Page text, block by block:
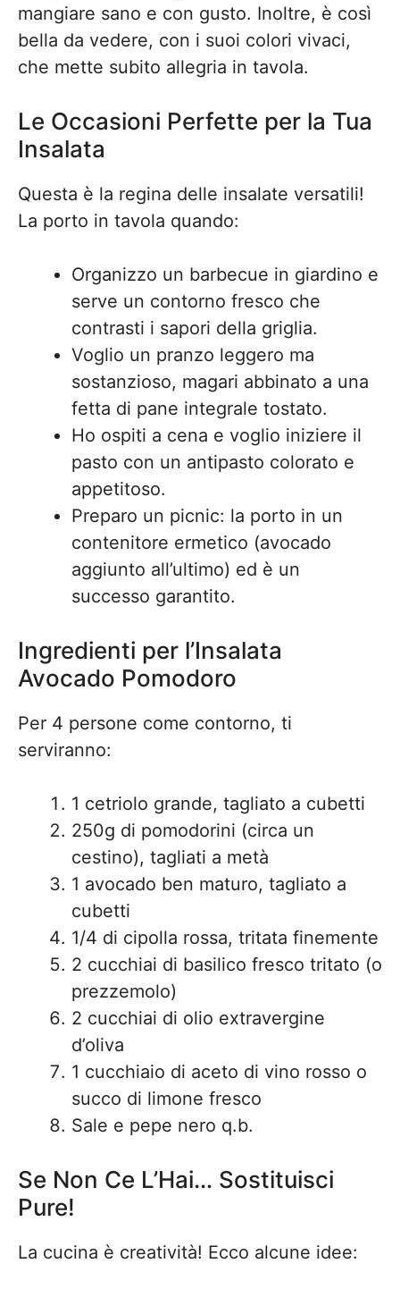
mangiare sano e con gusto. Inoltre, è così
bella da vedere, con i suoi colori vivaci,
che mette subito allegria in tavola.
Le Occasioni Perfette per la Tua
Insalata
Questa è la regina delle insalate versatili!
La porto in tavola quando:
Organizzo un barbecue in giardino e
serve un contorno fresco che
contrasti i sapori della griglia.
Voglio un pranzo leggero ma
sostanzioso, magari abbinato a una
fetta di pane integrale tostato.
Ho ospiti a cena e voglio iniziere il
pasto con un antipasto colorato e
appetitoso.
Preparo un picnic: la porto in un
contenitore ermetico (avocado
aggiunto all’ultimo) ed è un
successo garantito.
Ingredienti per l’Insalata
Avocado Pomodoro
Per 4 persone come contorno, ti
serviranno:
1 cetriolo grande, tagliato a cubetti
250g di pomodorini (circa un
cestino), tagliati a metà
1 avocado ben maturo, tagliato a
cubetti
1/4 di cipolla rossa, tritata finemente
2 cucchiai di basilico fresco tritato (o
prezzemolo)
2 cucchiai di olio extravergine
d’oliva
1 cucchiaio di aceto di vino rosso o
succo di limone fresco
Sale e pepe nero q.b.
Se Non Ce L’Hai… Sostituisci
Pure!
La cucina è creatività! Ecco alcune idee: